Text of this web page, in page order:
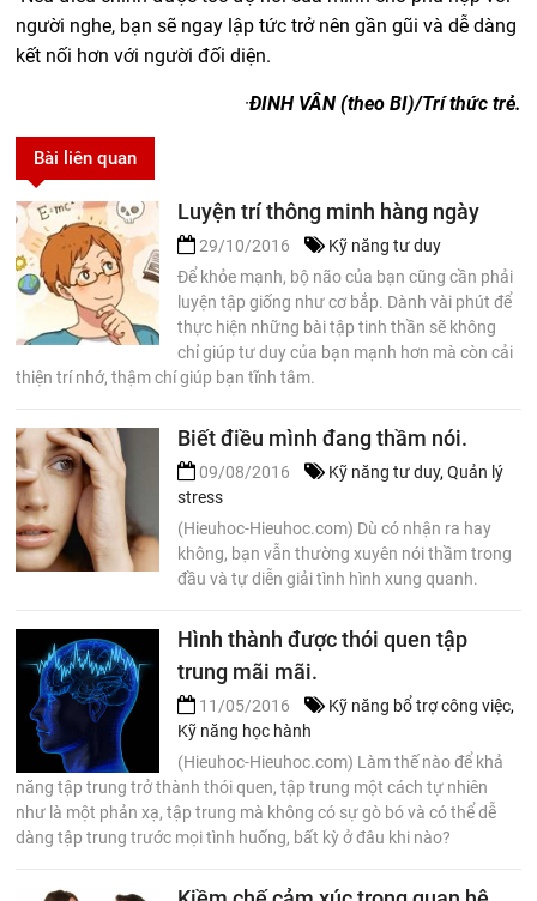
người nghe, bạn sẽ ngay lập tức trở nên gần gũi và dễ dàng
kết nối hơn với người đối diện.
·ĐINH VÂN (theo BI)/Trí thức trẻ.
Bài liên quan
Luyện trí thông minh hàng ngày
29/10/2016
Kỹ năng tư duy
Để khỏe mạnh, bộ não của bạn cũng cần phải
luyện tập giống như cơ bắp. Dành vài phút để
thực hiện những bài tập tinh thần sẽ không
chỉ giúp tư duy của bạn mạnh hơn mà còn cải
thiện trí nhớ, thậm chí giúp bạn tĩnh tâm.
Biết điều mình đang thầm nói.
09/08/2016 Kỹ năng tư duy,Quản lý
stress
(Hieuhoc-Hieuhoc.com) Dù có nhận ra hay
không, bạn vẫn thường xuyên nói thầm trong
đầu và tự diễn giải tình hình xung quanh.
Hình thành được thói quen tập
trung mãi mãi.
11/05/2016 Kỹ năng bổ trợ công việc,
Kỹ năng học hành
(Hieuhoc-Hieuhoc.com) Làm thế nào để khả
năng tập trung trở thành thói quen, tập trung một cách tự nhiên
như là một phản xạ, tập trung mà không có sự gò bó và có thể dễ
dàng tập trung trước mọi tình huống, bất kỳ ở đâu khi nào?